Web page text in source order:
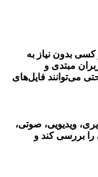
بدون نیاز به
مبتدی و
می‌توانند فایل‌های
ویدیویی، صوتی،
بررسی کند و